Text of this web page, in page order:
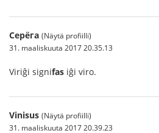
Серёга (Näytä profiilli)
31. maaliskuuta 2017 20.35.13
Viriĝi signifas iĝi viro.
Vinisus (Näytä profiilli)
31. maaliskuuta 2017 20.39.23